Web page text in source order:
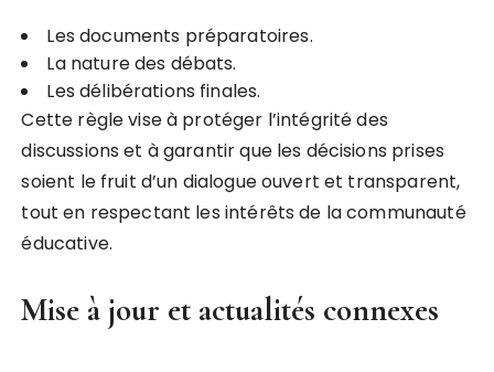
Les documents préparatoires.
La nature des débats.
Les délibérations finales.
Cette règle vise à protéger l’intégrité des
discussions et à garantir que les décisions prises
soient le fruit d’un dialogue ouvert et transparent,
tout en respectant les intérêts de la communauté
éducative.
Mise à jour et actualités connexes